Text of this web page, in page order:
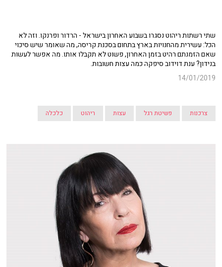
שתי רשתות ריהוט נסגרו בשבוע האחרון בישראל - הרדור ופרנקו. וזה לא
הכל: עשירית מהחנויות בארץ בתחום בסכנת קריסה, מה שאומר שיש סיכוי
שאם הזמנתם רהיט בזמן האחרון, פשוט לא תקבלו אותו. מה אפשר לעשות
בנידון? ענת דוידוב סיפקה כמה עצות חשובות.
14/01/2019
צרכנות פשיטת רגל עצות ריהוט כלכלה